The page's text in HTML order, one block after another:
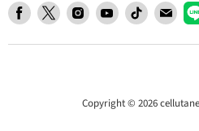
Facebook
見
X
見
Instagram
見
て
YouTube
見
て
TikTok
見
て
E
メ
ー
見
Copyright © 2026